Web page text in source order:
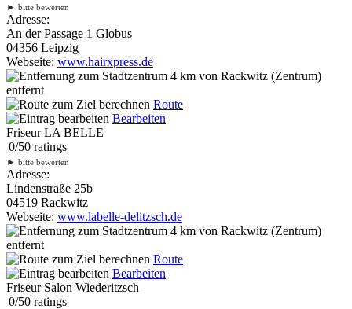
► bitte bewerten
Adresse:
An der Passage 1 Globus
04356 Leipzig
Webseite: www.hairxpress.de
4 km von Rackwitz (Zentrum)
entfernt
Route
Bearbeiten
Friseur LA BELLE
0/50 ratings
► bitte bewerten
Adresse:
Lindenstraße 25b
04519 Rackwitz
Webseite: www.labelle-delitzsch.de
4 km von Rackwitz (Zentrum)
entfernt
Route
Bearbeiten
Friseur Salon Wiederitzsch
0/50 ratings